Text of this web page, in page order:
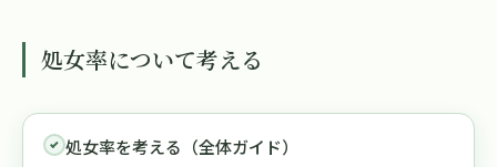
処女率について考える
処女率を考える（全体ガイド）